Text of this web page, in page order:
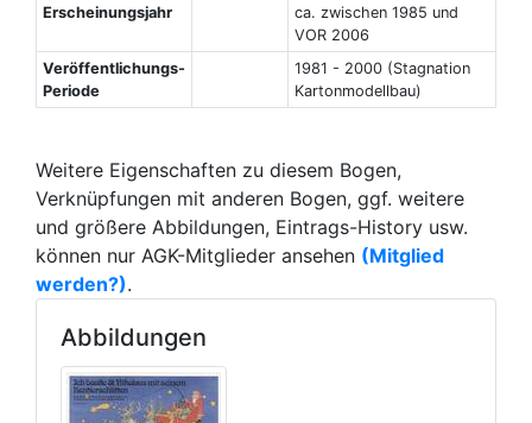
Erscheinungsjahr
ca. zwischen 1985 und
VOR 2006
Veröffentlichungs-
Periode
1981 - 2000 (Stagnation
Kartonmodellbau)
Weitere Eigenschaften zu diesem Bogen,
Verknüpfungen mit anderen Bogen, ggf. weitere
und größere Abbildungen, Eintrags-History usw.
können nur AGK-Mitglieder ansehen (Mitglied
werden?).
Abbildungen